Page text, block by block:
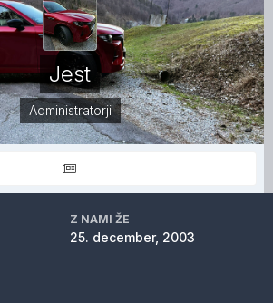
Jest
Administratorji
Z NAMI ŽE
25. december, 2003